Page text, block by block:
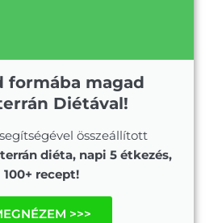
formába magad
Diétával!
összeállított
diéta, napi 5 étkezés,
100+ recept!
>>>